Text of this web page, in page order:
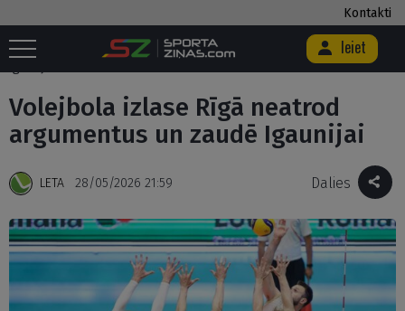
Kontakti
Ieiet
Sākums
Volejbola izlase Rīgā neatrod argumentus un zaudē
Volejbola izlase Rīgā neatrod
argumentus un zaudē Igaunijai
LETA 28/05/2026 21:59 Dalies